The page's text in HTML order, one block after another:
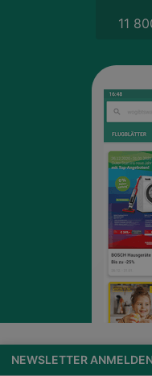
NEWSLETTER
11
wogibtswas.at